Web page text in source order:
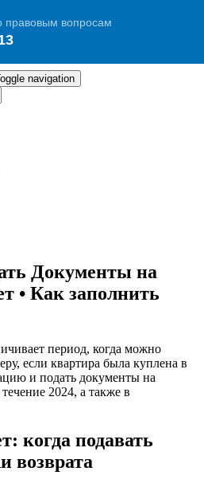
navigation
Документы на
• Как заполнить
период, когда можно
если квартира была куплена в
и подать документы на
2024, а также в
когда подавать
возврата